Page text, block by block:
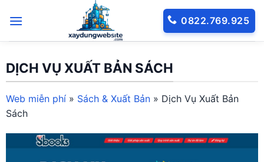
qua
0822.769.925
DỊCH VỤ XUẤT BẢN SÁCH
Web miễn phí » Sách & Xuất Bản » Dịch Vụ Xuất Bản
Sách